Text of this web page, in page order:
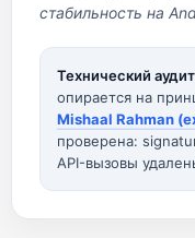
стабильность на
Технический
опирается на
Mishaal Rahman
проверена:
API-вызовы